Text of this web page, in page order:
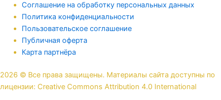
Соглашение на обработку персональных данных
Политика конфиденциальности
Пользовательское соглашение
Публичная оферта
Карта партнёра
2026 © Все права защищены. Материалы сайта доступны по
лицензии: Creative Commons Attribution 4.0 International